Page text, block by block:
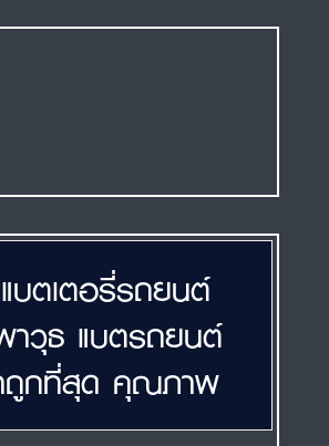
บตเตอรี่รถยนต์
วุธ แบตรถยนต์
ถูกที่สุด คุณภาพ